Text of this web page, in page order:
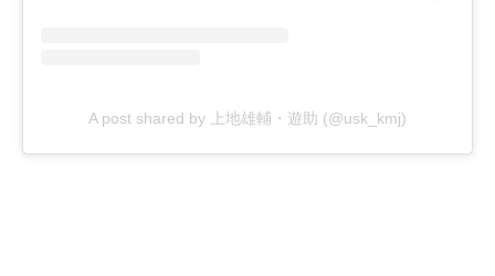
A post shared by 上地雄輔・遊助 (@usk_kmj)